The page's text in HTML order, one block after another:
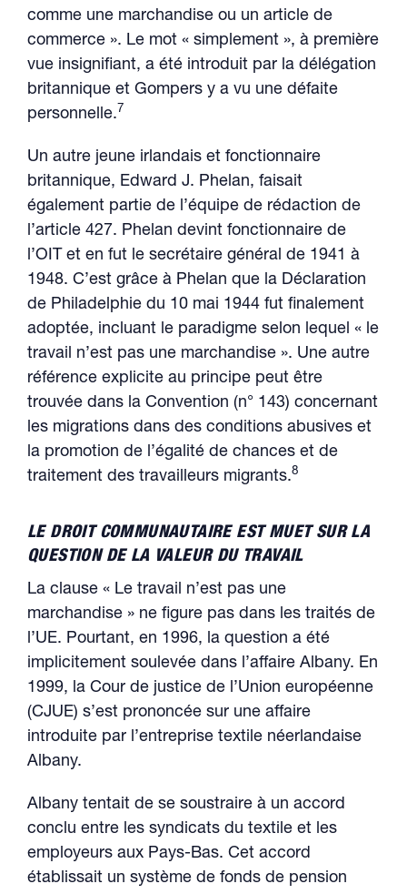
comme une marchandise ou un article de
commerce ». Le mot « simplement », à première
vue insignifiant, a été introduit par la délégation
britannique et Gompers y a vu une défaite
personnelle. 7
Un autre jeune irlandais et fonctionnaire
britannique, Edward J. Phelan, faisait
également partie de l’équipe de rédaction de
l’article 427. Phelan devint fonctionnaire de
l’OIT et en fut le secrétaire général de 1941 à
1948. C’est grâce à Phelan que la Déclaration
de Philadelphie du 10 mai 1944 fut finalement
adoptée, incluant le paradigme selon lequel « le
travail n’est pas une marchandise ». Une autre
référence explicite au principe peut être
trouvée dans la Convention (n° 143) concernant
les migrations dans des conditions abusives et
la promotion de l’égalité de chances et de
traitement des travailleurs migrants.8
LE DROIT COMMUNAUTAIRE EST MUET SUR LA
QUESTION DE LA VALEUR DU TRAVAIL
La clause « Le travail n’est pas une
marchandise » ne figure pas dans les traités de
l’UE. Pourtant, en 1996, la question a été
implicitement soulevée dans l’affaire Albany. En
1999, la Cour de justice de l’Union européenne
(CJUE) s’est prononcée sur une affaire
introduite par l’entreprise textile néerlandaise
Albany.
Albany tentait de se soustraire à un accord
conclu entre les syndicats du textile et les
employeurs aux Pays-Bas. Cet accord
établissait un système de fonds de pension